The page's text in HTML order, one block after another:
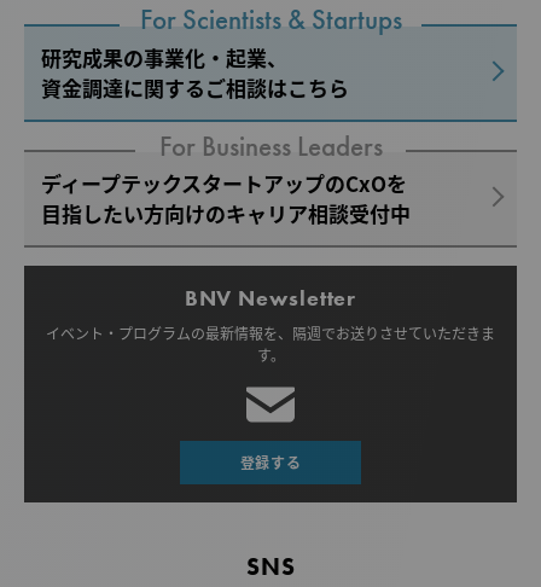
For Scientists & Startups
研究成果の事業化・起業、
資金調達に関するご相談はこちら
For Business Leaders
ディープテックスタートアップのCxOを
目指したい方向けのキャリア相談受付中
BNV Newsletter
イベント・プログラムの最新情報を、 隔週でお送りさせていただきま
す。
登録する
SNS